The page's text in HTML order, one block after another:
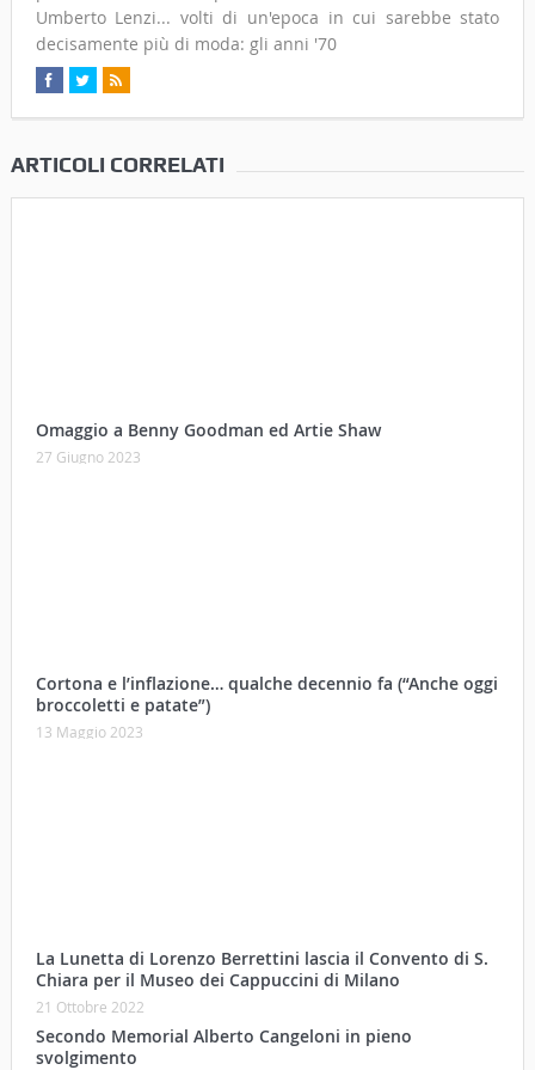
Umberto Lenzi... volti di un'epoca in cui sarebbe stato
decisamente più di moda: gli anni '70
ARTICOLI CORRELATI
Omaggio a Benny Goodman ed Artie Shaw
27 Giugno 2023
Cortona e l’inflazione… qualche decennio fa (“Anche oggi
broccoletti e patate”)
13 Maggio 2023
La Lunetta di Lorenzo Berrettini lascia il Convento di S.
Chiara per il Museo dei Cappuccini di Milano
21 Ottobre 2022
Secondo Memorial Alberto Cangeloni in pieno
svolgimento